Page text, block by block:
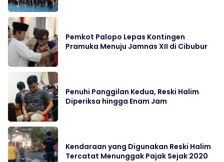
Pemkot Palopo Lepas Kontingen
Pramuka Menuju Jamnas XII di Cibubur
Penuhi Panggilan Kedua, Reski Halim
Diperiksa hingga Enam Jam
Kendaraan yang Digunakan Reski Halim
Tercatat Menunggak Pajak Sejak 2020